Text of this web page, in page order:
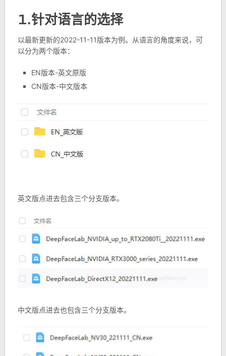
1.针对语言的选择
以最新更新的2022-11-11版本为例。从语言的角度来说，可
以分为两个版本：
EN版本-英文原版
CN版本-中文版本
英文版点进去包含三个分支版本。
中文版点进去也包含三个分支版本。